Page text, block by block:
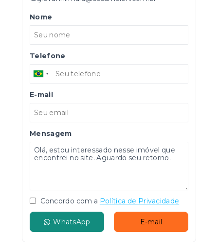
Nome
Telefone
E-mail
Mensagem
Concordo com a Política de Privacidade
WhatsApp E-mail